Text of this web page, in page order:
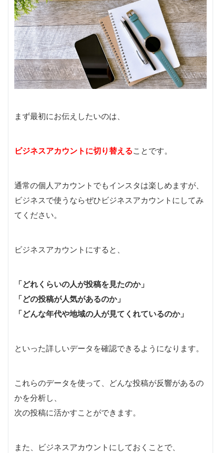
まず最初にお伝えしたいのは、
ビジネスアカウントに切り替えることです。
通常の個人アカウントでもインスタは楽しめますが、
ビジネスで使うならぜひビジネスアカウントにしてみ
てください。
ビジネスアカウントにすると、
「どれくらいの人が投稿を見たのか」
「どの投稿が人気があるのか」
「どんな年代や地域の人が見てくれているのか」
といった詳しいデータを確認できるようになります。
これらのデータを使って、どんな投稿が反響があるの
かを分析し、
次の投稿に活かすことができます。
また、ビジネスアカウントにしておくことで、